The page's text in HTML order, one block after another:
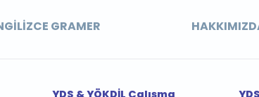
GRAMER
YDS & YÖKDİL Çalışma